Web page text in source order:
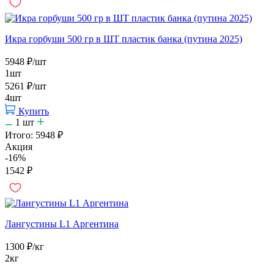
Икра горбуши 500 гр в ШТ пластик банка (путина 2025)
5948 ₽/шт
1шт
5261 ₽/шт
4шт
Купить
1 шт
Итого: 5948 ₽
Акция
-16%
1542 ₽
Лангустины L1 Аргентина
1300 ₽/кг
2кг